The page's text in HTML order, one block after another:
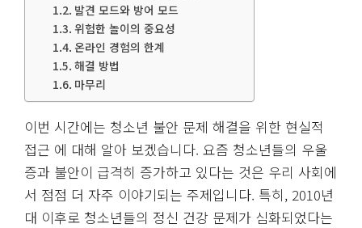
발견 모드와 방어 모드
위험한 놀이의 중요성
온라인 경험의 한계
해결 방법
마무리
이번 시간에는 청소년 불안 문제 해결을 위한 현실적
접근 에 대해 알아 보겠습니다. 요즘 청소년들의 우울
증과 불안이 급격히 증가하고 있다는 것은 우리 사회에
서 점점 더 자주 이야기되는 주제입니다. 특히, 2010년
대 이후로 청소년들의 정신 건강 문제가 심화되었다는